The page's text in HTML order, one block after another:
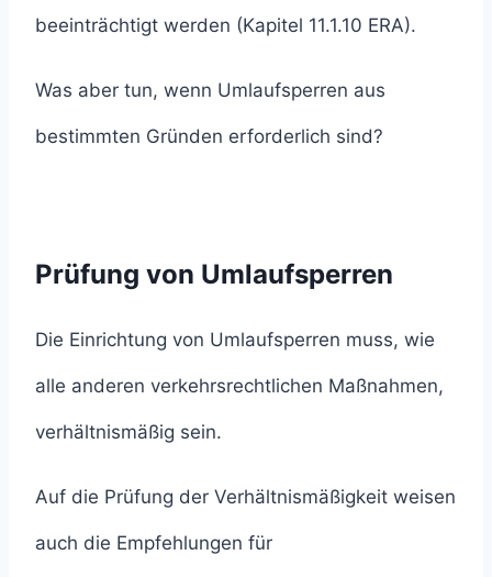
beeinträchtigt werden (Kapitel 11.1.10 ERA).
Was aber tun, wenn Umlaufsperren aus
bestimmten Gründen erforderlich sind?
Prüfung von Umlaufsperren
Die Einrichtung von Umlaufsperren muss, wie
alle anderen verkehrsrechtlichen Maßnahmen,
verhältnismäßig sein.
Auf die Prüfung der Verhältnismäßigkeit weisen
auch die Empfehlungen für